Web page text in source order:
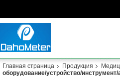
Главная страница Продукция
оборудование/устройство/